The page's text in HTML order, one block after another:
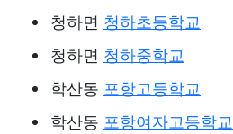
청하면 청하초등학교
청하면 청하중학교
학산동 포항고등학교
학산동 포항여자고등학교